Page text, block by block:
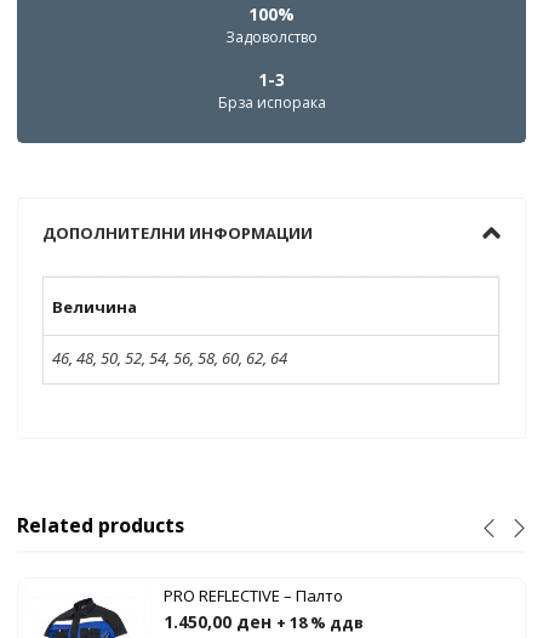
100%
Задоволство
1-3
Брза испорака
ДОПОЛНИТЕЛНИ ИНФОРМАЦИИ
Величина
46, 48, 50, 52, 54, 56, 58, 60, 62, 64
Related products
PRO REFLECTIVE – Палто
1.450,00 ден + 18 % ддв